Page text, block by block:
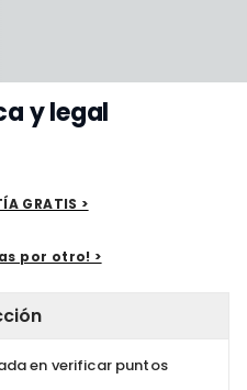
y legal
GRATIS >
por otro! >
en verificar puntos